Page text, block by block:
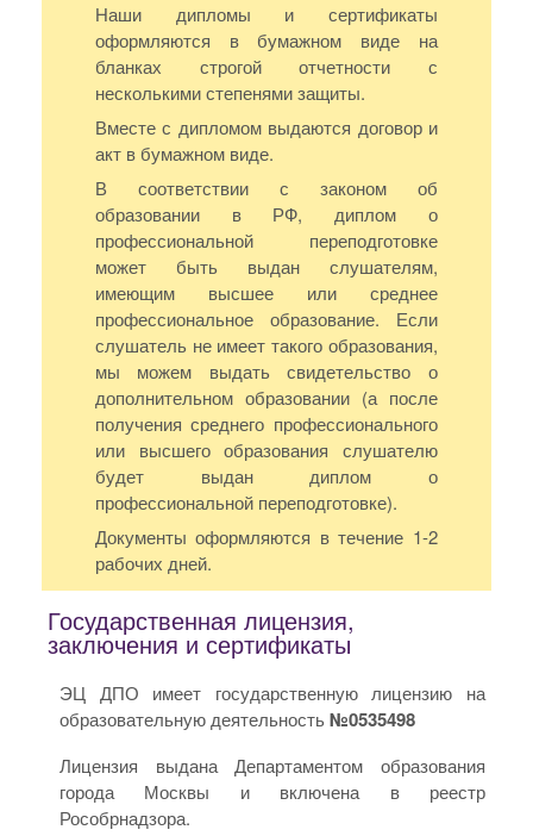
Наши дипломы и сертификаты
оформляются в бумажном виде на
бланках строгой отчетности с
несколькими степенями защиты.
Вместе с дипломом выдаются договор и
акт в бумажном виде.
В соответствии с законом об
образовании в РФ, диплом о
профессиональной переподготовке
может быть выдан слушателям,
имеющим высшее или среднее
профессиональное образование. Если
слушатель не имеет такого образования,
мы можем выдать свидетельство о
дополнительном образовании (а после
получения среднего профессионального
или высшего образования слушателю
будет выдан диплом о
профессиональной переподготовке).
Документы оформляются в течение 1-2
рабочих дней.
Государственная лицензия,
заключения и сертификаты
ЭЦ ДПО имеет государственную лицензию на
образовательную деятельность№0535498
Лицензия выдана Департаментом образования
города Москвы и включена в реестр
Рособрнадзора.